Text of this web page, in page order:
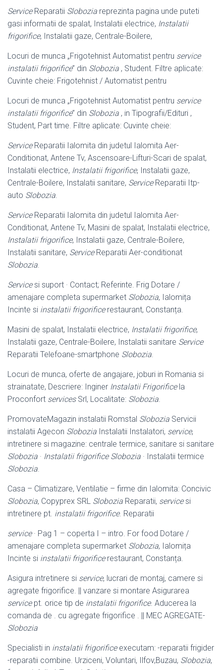
ServiceReparatii Slobozia reprezinta pagina unde puteti
gasi informatii de spalat, Instalatii electrice, Instalatii
frigorifice, Instalatii gaze, Centrale-Boilere,
Locuri de munca „Frigotehnist Automatist pentru service
instalatii frigorifice” din Slobozia , Student. Filtre aplicate:
Cuvinte cheie: Frigotehnist / Automatist pentru
Locuri de munca „Frigotehnist Automatist pentru service
instalatii frigorifice” din Slobozia , in Tipografii/Edituri ,
Student, Part time. Filtre aplicate: Cuvinte cheie:
ServiceReparatii Ialomita din judetul Ialomita Aer-
Conditionat, Antene Tv, Ascensoare-Lifturi-Scari de spalat,
Instalatii electrice, Instalatii frigorifice, Instalatii gaze,
Centrale-Boilere, Instalatii sanitare, ServiceReparatii Itp-
auto Slobozia.
ServiceReparatii Ialomita din judetul Ialomita Aer-
Conditionat, Antene Tv, Masini de spalat, Instalatii electrice,
Instalatii frigorifice, Instalatii gaze, Centrale-Boilere,
Instalatii sanitare, ServiceReparatii Aer-conditionat
Slobozia.
Servicesi suport · Contact; Referinte. Frig Dotare /
amenajare completa supermarket Slobozia, Ialomița
Incinte si instalatii frigorificerestaurant, Constanța.
Masini de spalat, Instalatii electrice, Instalatii frigorifice,
Instalatii gaze, Centrale-Boilere, Instalatii sanitare Service
Reparatii Telefoane-smartphone Slobozia.
Locuri de munca, oferte de angajare, joburi in Romania si
strainatate, Descriere: Inginer Instalatii Frigorificela
Proconfort servicesSrl, Localitate: Slobozia.
PromovateMagazin instalatii Romstal Slobozia Servicii
instalatii Agecon Slobozia Instalatii Instalatori, service,
intretinere si magazine: centrale termice, sanitare si sanitare
Slobozia · Instalatii frigorifice Slobozia · Instalatii termice
Slobozia.
Casa – Climatizare, Ventilatie – firme din Ialomita: Concivic
Slobozia, Copyprex SRL Slobozia Reparatii, servicesi
intretinere pt. instalatii frigorifice. Reparatii
service· Pag 1 – coperta I – intro. For food Dotare /
amenajare completa supermarket Slobozia, Ialomița
Incinte si instalatii frigorificerestaurant, Constanța.
Asigura intretinere si service, lucrari de montaj, camere si
agregate frigorifice. || vanzare si montare Asigurarea
servicept. orice tip de instalatii frigorifice. Aducerea la
comanda de . cu agregate frigorifice . || MEC AGREGATE-
Slobozia
Specialisti in instalatii frigorificeexecutam: -reparatii frigider
-reparatii combine. Urziceni, Voluntari, Ilfov,Buzau, Slobozia,